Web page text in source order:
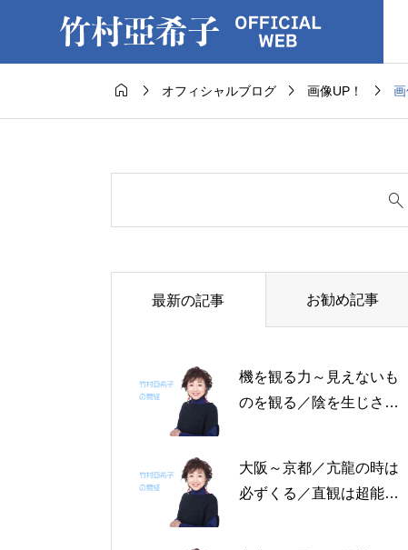
  オフィシャルブログ  画像UP！ 
最新の記事 お勧め記事
機を観る力～見えないも
のを観る／陰を生じさせ
月4日～2月8日の5日分
の易経一日一言
大阪～京都／亢龍の時は
必ずくる／直観は超能力